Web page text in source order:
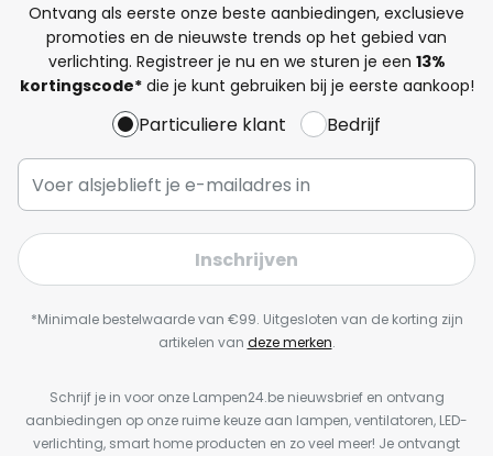
Ontvang als eerste onze beste aanbiedingen, exclusieve
promoties en de nieuwste trends op het gebied van
verlichting. Registreer je nu en we sturen je een 13%
kortingscode*die je kunt gebruiken bij je eerste aankoop!
Particuliere klant Bedrijf
Inschrijven
*Minimale bestelwaarde van €99. Uitgesloten van de korting zijn
artikelen van deze merken.
Schrijf je in voor onze Lampen24.be nieuwsbrief en ontvang
aanbiedingen op onze ruime keuze aan lampen, ventilatoren, LED-
verlichting, smart home producten en zo veel meer! Je ontvangt